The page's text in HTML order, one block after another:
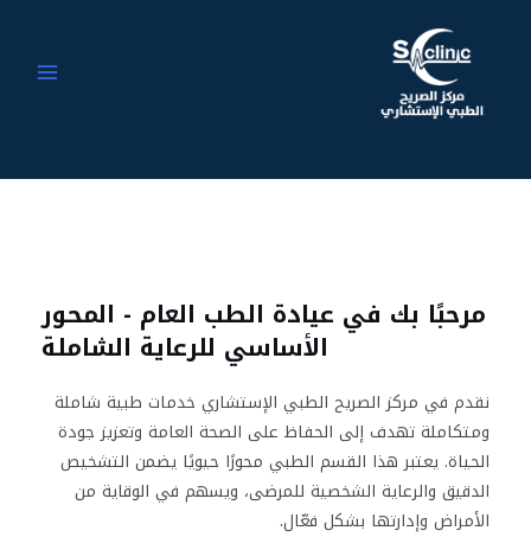
مرحبًا بك في عيادة الطب العام - المحور
الأساسي للرعاية الشاملة
نقدم في مركز الصريح الطبي الإستشاري خدمات طبية شاملة
ومتكاملة تهدف إلى الحفاظ على الصحة العامة وتعزيز جودة
الحياة. يعتبر هذا القسم الطبي محورًا حيويًا يضمن التشخيص
الدقيق والرعاية الشخصية للمرضى، ويسهم في الوقاية من
الأمراض وإدارتها بشكل فعّال.